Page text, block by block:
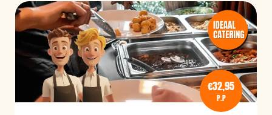
€32,95
P.P